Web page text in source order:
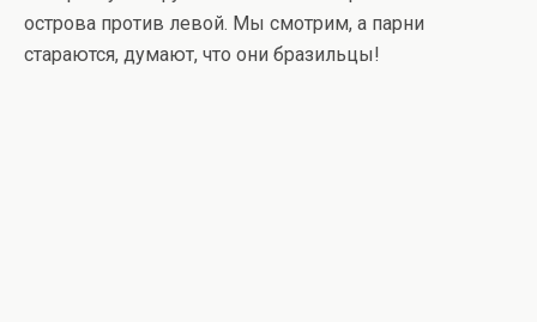
острова против левой. Мы смотрим, а парни
стараются, думают, что они бразильцы!